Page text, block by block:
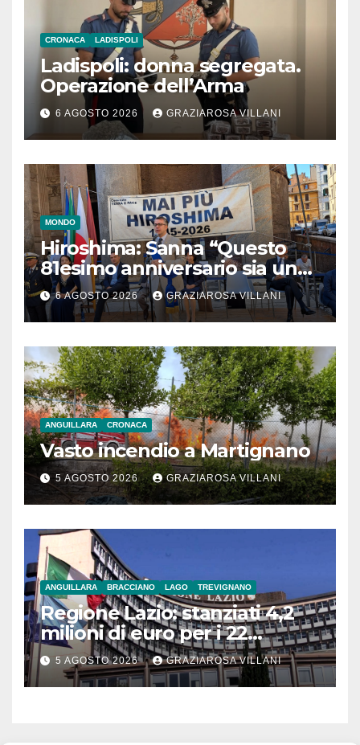
CRONACA LADISPOLI
Ladispoli: donna segregata.
Operazione dell’Arma
6 AGOSTO 2026 GRAZIAROSA VILLANI
MONDO
Hiroshima: Sanna “Questo
81esimo anniversario sia un
monito per tutti”
6 AGOSTO 2026 GRAZIAROSA VILLANI
ANGUILLARA CRONACA
Vasto incendio a Martignano
5 AGOSTO 2026 GRAZIAROSA VILLANI
ANGUILLARA BRACCIANO LAGO TREVIGNANO
Regione Lazio: stanziati 4,2
milioni di euro per i 22
Comuni dell’Etruria
Meridionale
5 AGOSTO 2026 GRAZIAROSA VILLANI